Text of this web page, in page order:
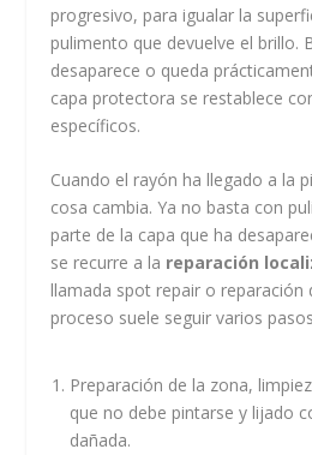
progresivo, para igualar la
pulimento que devuelve el brillo.
desaparece o queda
capa protectora se restablece
específicos.
Cuando el rayón ha llegado a la
cosa cambia. Ya no basta con
parte de la capa que ha
se recurre a la reparación
llamada spot repair o reparación
proceso suele seguir varios
Preparación de la zona,
que no debe pintarse y lijado
dañada.